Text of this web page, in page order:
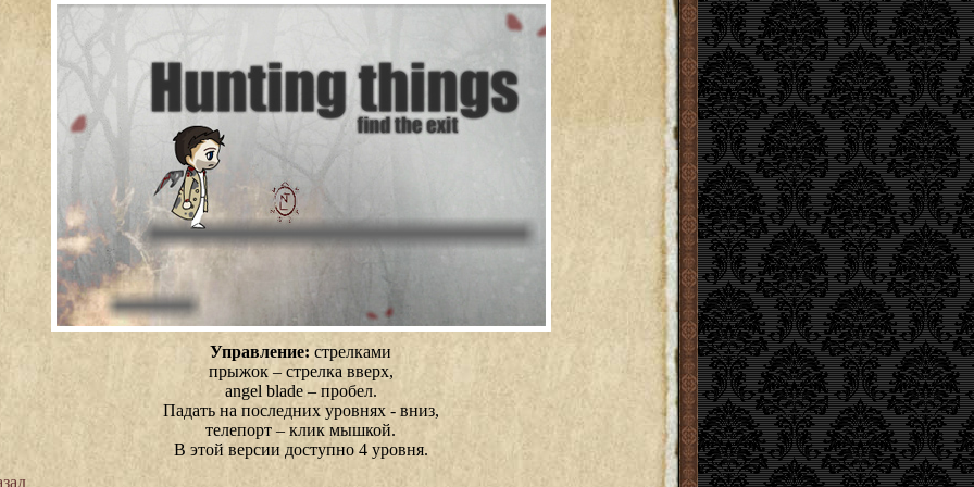
Управление: стрелками
прыжок – стрелка вверх,
angel blade – пробел.
Падать на последних уровнях - вниз,
телепорт – клик мышкой.
В этой версии доступно 4 уровня.